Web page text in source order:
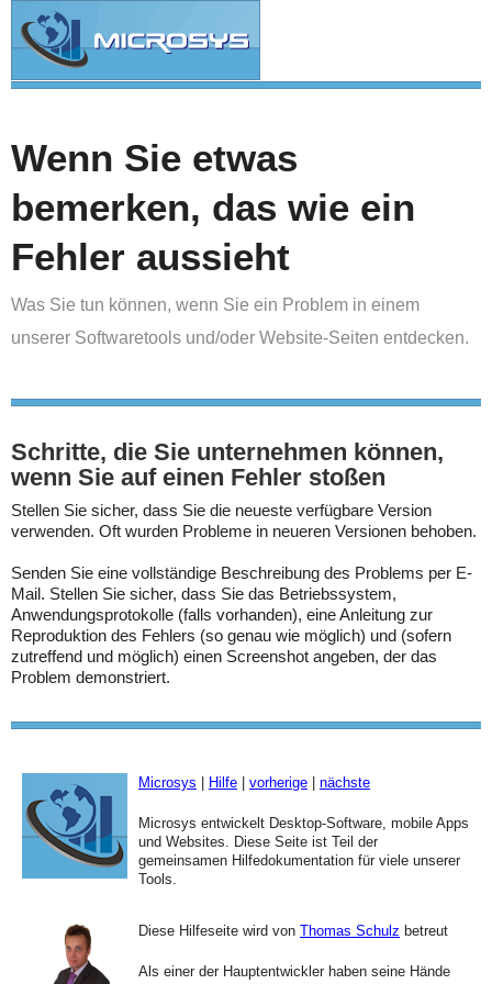
Wenn Sie etwas
bemerken, das wie ein
Fehler aussieht
Was Sie tun können, wenn Sie ein Problem in einem
unserer Softwaretools und/oder Website-Seiten entdecken.
Schritte, die Sie unternehmen können,
wenn Sie auf einen Fehler stoßen
Stellen Sie sicher, dass Sie die neueste verfügbare Version
verwenden. Oft wurden Probleme in neueren Versionen behoben.
Senden Sie eine vollständige Beschreibung des Problems per E-
Mail. Stellen Sie sicher, dass Sie das Betriebssystem,
Anwendungsprotokolle (falls vorhanden), eine Anleitung zur
Reproduktion des Fehlers (so genau wie möglich) und (sofern
zutreffend und möglich) einen Screenshot angeben, der das
Problem demonstriert.
Microsys Hilfe vorherige nächste
Microsys entwickelt Desktop-Software, mobile Apps
und Websites. Diese Seite ist Teil der
gemeinsamen Hilfedokumentation für viele unserer
Tools.
Diese Hilfeseite wird von Thomas Schulz betreut
Als einer der Hauptentwickler haben seine Hände